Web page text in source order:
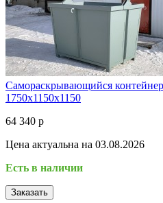
Самораскрывающийся
1750х1150х1150
64 340 р
Цена актуальна на 03.08.2026
Есть в наличии
Заказать